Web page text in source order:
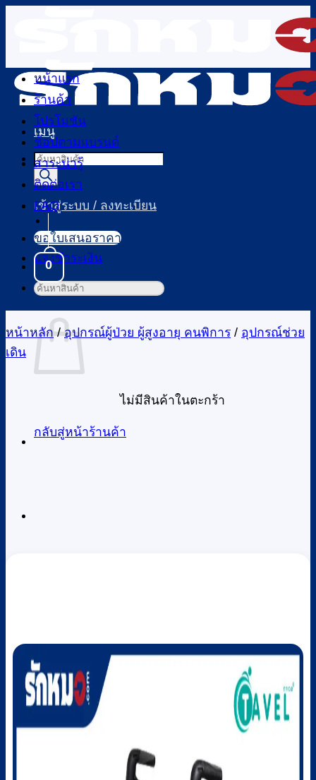
เนื้อหา
เมนู
Products
search
เข้าสู่ระบบ / ลงทะเบียน
0
ตะกร้าสินค้า
ไม่มีสินค้าในตะกร้า
กลับสู่หน้าร้านค้า
หน้าแรก
ร้านค้า
โปรโมชัน
ช้อปตามแบรนด์
สาระน่ารู้
ติดต่อเรา
FAQ
ขอใบเสนอราคา
แจ้งชำระเงิน
ค้นหา:
หน้าหลัก / อุปกรณ์ผู้ป่วย ผู้สูงอายุ คนพิการ / อุปกรณ์ช่วย
เดิน